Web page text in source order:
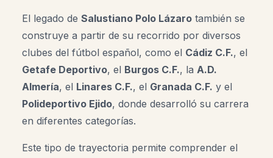
El legado de Salustiano Polo Lázaro también se
construye a partir de su recorrido por diversos
clubes del fútbol español, como el Cádiz C.F., el
Getafe Deportivo, el Burgos C.F., la A.D.
Almería, el Linares C.F., el Granada C.F. y el
Polideportivo Ejido, donde desarrolló su carrera
en diferentes categorías.
Este tipo de trayectoria permite comprender el